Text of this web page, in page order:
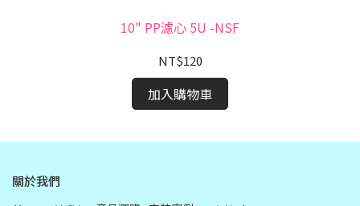
10" PP濾心 5U -NSF
NT$120
加入購物車
關於我們